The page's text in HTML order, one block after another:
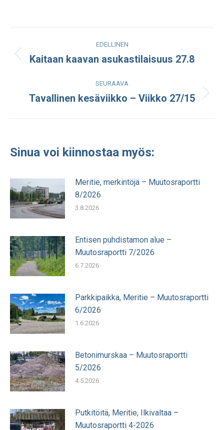
navigation
EDELLINEN
Edellinen
Kaitaan kaavan asukastilaisuus 27.8
SEURAAVA
Seuraava
Tavallinen kesäviikko – Viikko 27/15
Sinua voi kiinnostaa myös:
Meritie, merkintöjä – Muutosraportti
8/2026
3.8.2026
Entisen puhdistamon alue –
Muutosraportti 7/2026
6.7.2026
Parkkipaikka, Meritie – Muutosraportti
6/2026
1.6.2026
Betonimurskaa – Muutosraportti
5/2026
4.5.2026
Putkitöitä, Meritie, Ilkivaltaa –
Muutosraportti 4-2026